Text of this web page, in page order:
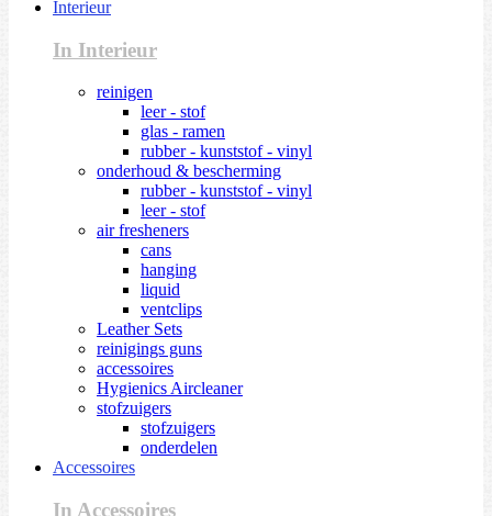
Interieur
In Interieur
reinigen
leer - stof
glas - ramen
rubber - kunststof - vinyl
onderhoud & bescherming
rubber - kunststof - vinyl
leer - stof
air fresheners
cans
hanging
liquid
ventclips
Leather Sets
reinigings guns
accessoires
Hygienics Aircleaner
stofzuigers
stofzuigers
onderdelen
Accessoires
In Accessoires